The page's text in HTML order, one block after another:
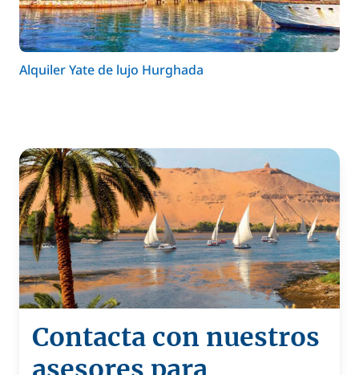
Alquiler Yate de lujo Hurghada
Contacta con nuestros